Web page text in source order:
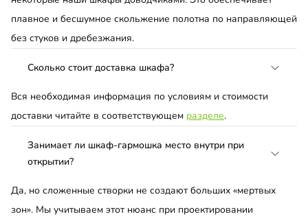
плавное и бесшумное скольжение полотна по направляющей
без стуков и дребезжания.
Сколько стоит доставка шкафа?
Вся необходимая информация по условиям и стоимости
доставки читайте в соответствующем разделе.
Занимает ли шкаф-гармошка место внутри при
открытии?
Да, но сложенные створки не создают больших «мертвых
зон». Мы учитываем этот нюанс при проектировании